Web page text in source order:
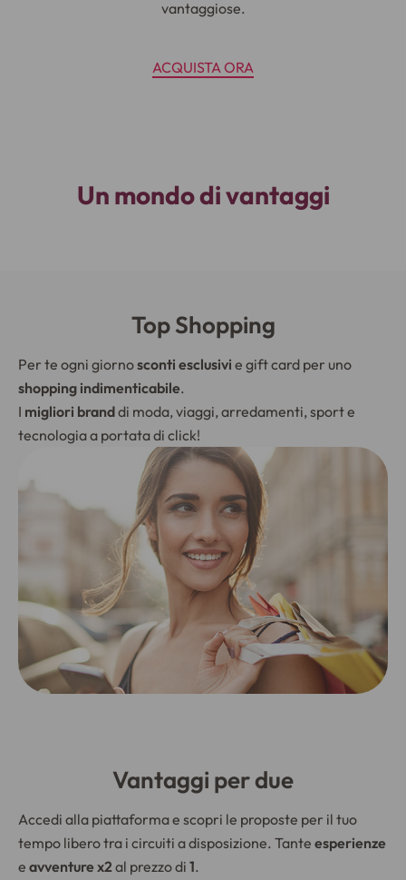
vantaggiose.
ACQUISTA ORA
Un mondo di vantaggi
Top Shopping
Per te ogni giornosconti esclusivi e gift card per uno
shopping indimenticabile.
I migliori branddi moda, viaggi, arredamenti, sport e
tecnologia a portata di click!
Vantaggi per due
Accedi alla piattaforma e scopri le proposte per il tuo
tempo libero tra i circuiti a disposizione. Tante esperienze
e avventure x2al prezzo di 1.